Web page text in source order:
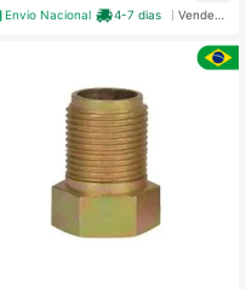
Envio Nacional 4-7 dias